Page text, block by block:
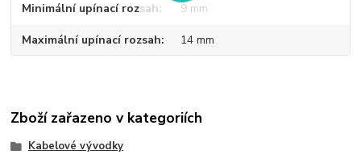
Minimální upínací rozsah 9 mm
Maximální upínací rozsah 14 mm
Zboží zařazeno v kategoriích
Kabelové vývodky